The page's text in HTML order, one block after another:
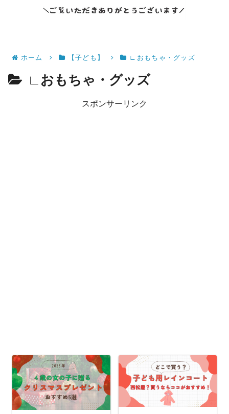
ホーム 【子ども】 ∟おもちゃ・グッズ
∟おもちゃ・グッズ
スポンサーリンク